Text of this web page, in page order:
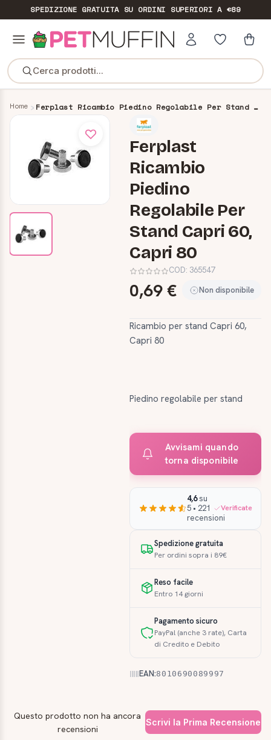
SPEDIZIONE GRATUITASU ORDINI SUPERIORI A €89
Cerca prodotti...
Home Ferplast Ricambio Piedino Regolabile Per Stand Capri 60, Capri 80
Ferplast
Ricambio
Piedino
Regolabile Per
Stand Capri 60,
Capri 80
COD: 365547
0,69 € Non disponibile
Ricambio per stand Capri 60,
Capri 80
Piedino regolabile per stand
Avvisami quando
torna disponibile
4,6su
5 • 221
recensioni
Verificate
Spedizione gratuita
Per ordini sopra i 89€
Reso facile
Entro 14 giorni
Pagamento sicuro
PayPal (anche 3 rate), Carta
di Credito e Debito
EAN:8010690089997
Questo prodotto non ha ancora
recensioni
Scrivi la Prima Recensione